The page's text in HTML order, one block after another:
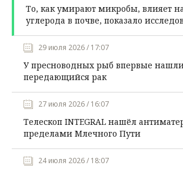
То, как умирают микробы, влияет
углерода в почве, показало
29 июля 2026 / 17:07
У пресноводных рыб впервые
передающийся рак
27 июля 2026 / 16:07
Телескоп INTEGRAL нашёл
пределами Млечного Пути
24 июля 2026 / 18:07